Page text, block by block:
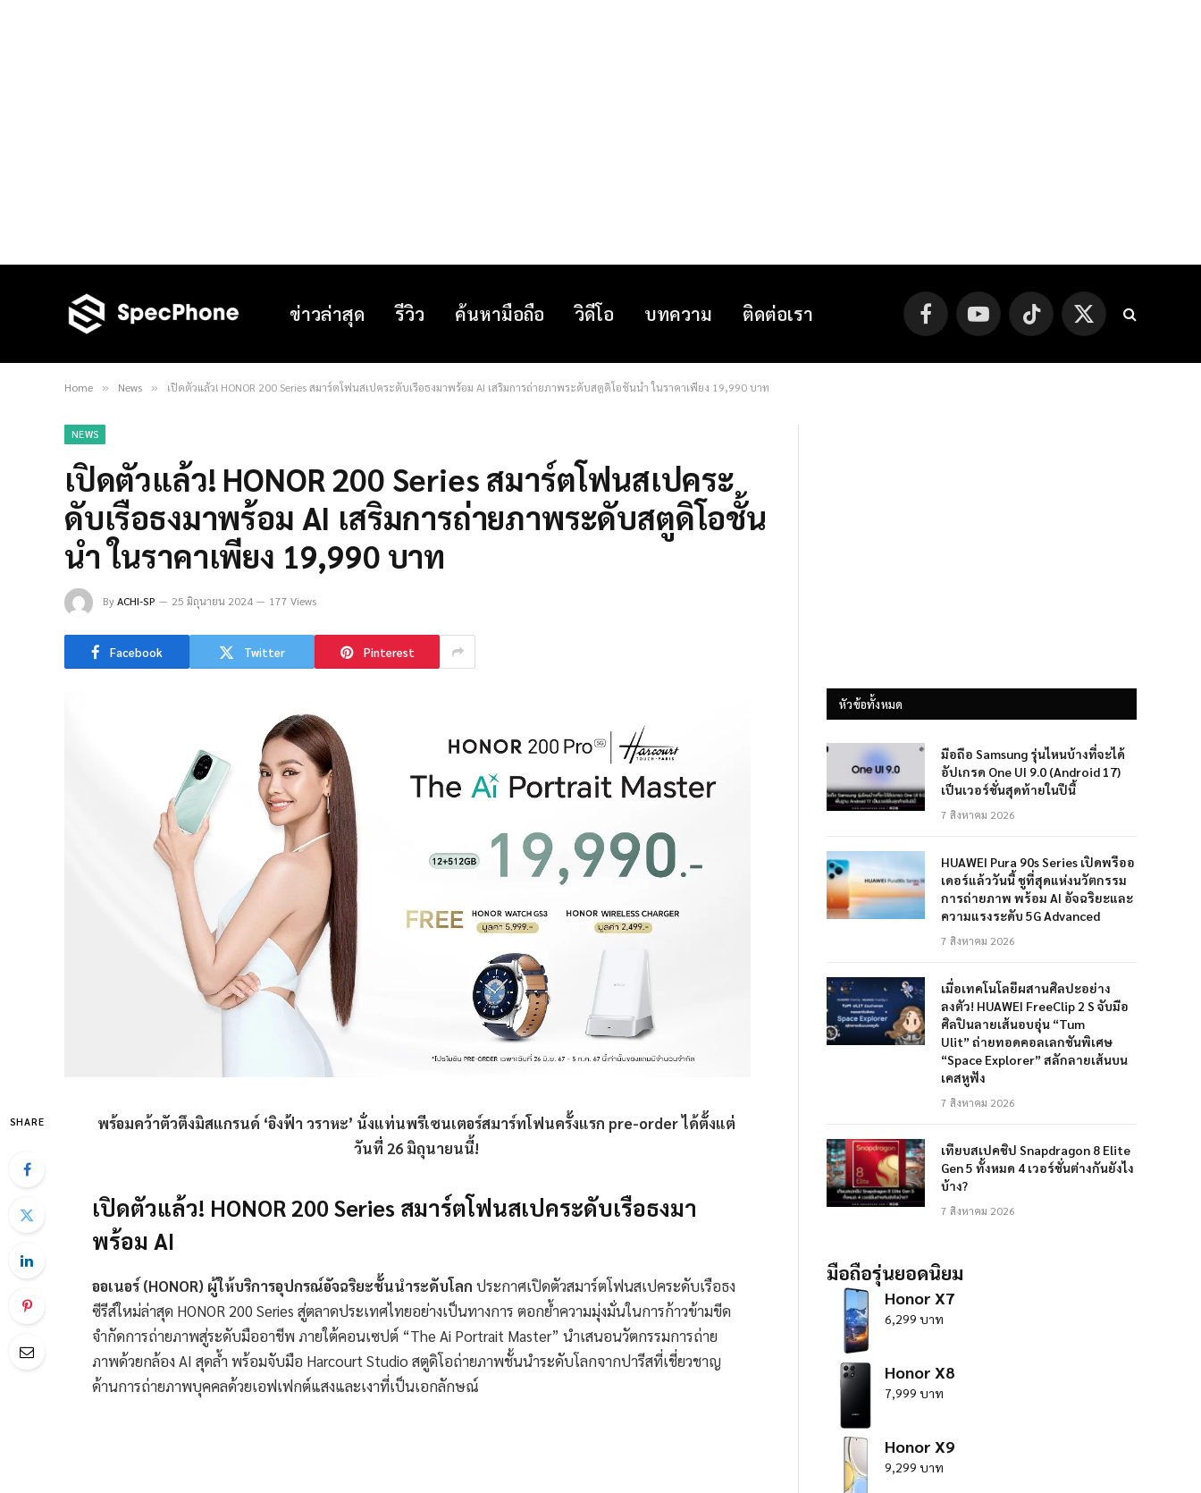
ข่าวล่าสุด รีวิว ค้นหามือถือ วิดีโอ บทความ ติดต่อเรา FacebookYouTube TikTok
X
(Twitter)
Home » News » เปิดตัวแล้ว! HONOR 200 Series สมาร์ตโฟนสเปคระดับเรือธงมาพร้อม AI เสริมการถ่ายภาพระดับสตูดิโอชั้นนำ ในราคาเพียง 19,990 บาท
NEWS
เปิดตัวแล้ว! HONOR 200 Series สมาร์ตโฟนสเปคระ
ดับเรือธงมาพร้อม AI เสริมการถ่ายภาพระดับสตูดิโอชั้น
นำ ในราคาเพียง 19,990 บาท
ByACHI-SP 25 มิถุนายน 2024 177 Views
Facebook Twitter Pinterest
SHARE
พร้อมคว้าตัวตึงมิสแกรนด์ ‘อิงฟ้า วราหะ’ นั่งแท่นพรีเซนเตอร์สมาร์ทโฟนครั้งแรก pre-order ได้ตั้งแต่
วันที่ 26 มิถุนายนนี้!
เปิดตัวแล้ว! HONOR 200 Series สมาร์ตโฟนสเปคระดับเรือธงมา
พร้อม AI
ออเนอร์ (HONOR) ผู้ให้บริการอุปกรณ์อัจฉริยะชั้นนำระดับโลก ประกาศเปิดตัวสมาร์ตโฟนสเปคระดับเรือธง
ซีรีส์ใหม่ล่าสุด HONOR 200 Series สู่ตลาดประเทศไทยอย่างเป็นทางการ ตอกย้ำความมุ่งมั่นในการก้าวข้ามขีด
จำกัดการถ่ายภาพสู่ระดับมืออาชีพ ภายใต้คอนเซปต์ “The Ai Portrait Master” นำเสนอนวัตกรรมการถ่าย
ภาพด้วยกล้อง AI สุดล้ำ พร้อมจับมือ Harcourt Studio สตูดิโอถ่ายภาพชั้นนำระดับโลกจากปารีสที่เชี่ยวชาญ
ด้านการถ่ายภาพบุคคลด้วยเอฟเฟกต์แสงและเงาที่เป็นเอกลักษณ์
หัวข้อทั้งหมด
มือถือ Samsung รุ่นไหนบ้างที่จะได้
อัปเกรด One UI 9.0 (Android 17)
เป็นเวอร์ชั่นสุดท้ายในปีนี้
7 สิงหาคม 2026
HUAWEI Pura 90s Series เปิดพรีออ
เดอร์แล้ววันนี้ ชูที่สุดแห่งนวัตกรรม
การถ่ายภาพ พร้อม AI อัจฉริยะและ
ความแรงระดับ 5G Advanced
7 สิงหาคม 2026
เมื่อเทคโนโลยีผสานศิลปะอย่าง
ลงตัว! HUAWEI FreeClip 2 S จับมือ
ศิลปินลายเส้นอบอุ่น “Tum
Ulit” ถ่ายทอดคอลเลกชันพิเศษ
“Space Explorer” สลักลายเส้นบน
เคสหูฟัง
7 สิงหาคม 2026
เทียบสเปคชิป Snapdragon 8 Elite
Gen 5 ทั้งหมด 4 เวอร์ชั่นต่างกันยังไง
บ้าง?
7 สิงหาคม 2026
มือถือรุ่นยอดนิยม
Honor X7
6,299 บาท
Honor X8
7,999 บาท
Honor X9
9,299 บาท